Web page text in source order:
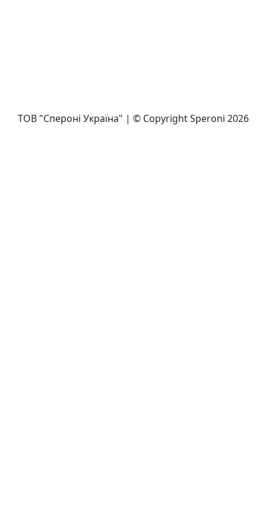
ТОВ "Спероні Україна" | © Copyright Speroni 2026